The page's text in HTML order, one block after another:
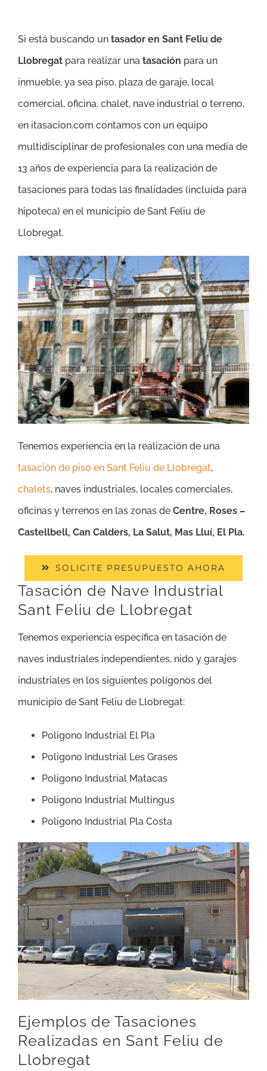
Si está buscando un tasador en Sant Feliu de
Llobregat para realizar una tasación para un
inmueble, ya sea piso, plaza de garaje, local
comercial, oficina, chalet, nave industrial o terreno,
en itasacion.com contamos con un equipo
multidisciplinar de profesionales con una media de
13 años de experiencia para la realización de
tasaciones para todas las finalidades (incluida para
hipoteca) en el municipio de Sant Feliu de
Llobregat.
Tenemos experiencia en la realización de una
tasación de piso en Sant Feliu de Llobregat,
chalets, naves industriales, locales comerciales,
oficinas y terrenos en las zonas de Centre, Roses –
Castellbell, Can Calders, La Salut, Mas Lluí, El Pla.
SOLICITE PRESUPUESTO AHORA
Tasación de Nave Industrial
Sant Feliu de Llobregat
Tenemos experiencia específica en tasación de
naves industriales independientes, nido y garajes
industriales en los siguientes polígonos del
municipio de Sant Feliu de Llobregat:
Poligono Industrial El Pla
Poligono Industrial Les Grases
Poligono Industrial Matacas
Poligono Industrial Multingus
Poligono Industrial Pla Costa
Ejemplos de Tasaciones
Realizadas en Sant Feliu de
Llobregat